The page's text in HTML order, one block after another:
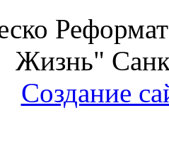
Жизнь"
Создание